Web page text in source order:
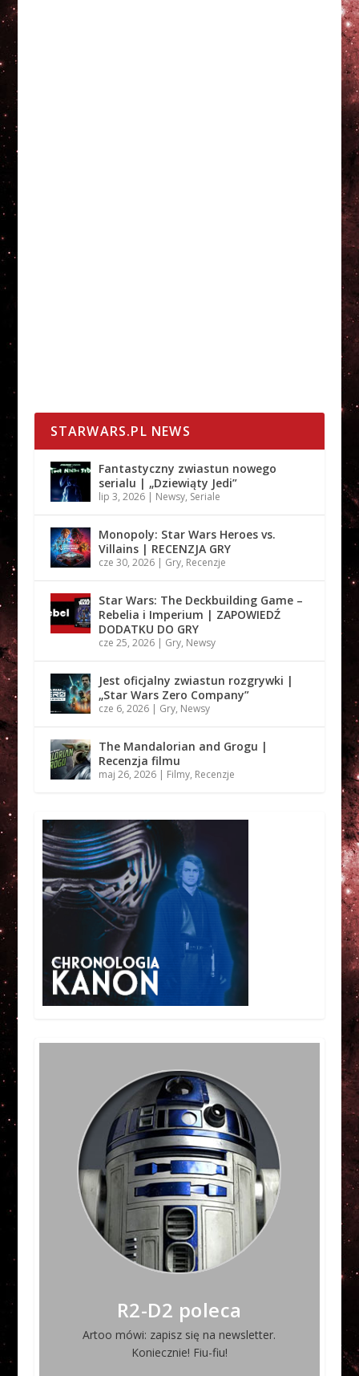
STARWARS.PL NEWS
Fantastyczny zwiastun nowego
serialu | „Dziewiąty Jedi”
lip 3, 2026| Newsy, Seriale
Monopoly: Star Wars Heroes vs.
Villains | RECENZJA GRY
cze 30, 2026| Gry, Recenzje
Star Wars: The Deckbuilding Game –
Rebelia i Imperium | ZAPOWIEDŹ
DODATKU DO GRY
cze 25, 2026| Gry, Newsy
Jest oficjalny zwiastun rozgrywki |
„Star Wars Zero Company”
cze 6, 2026| Gry, Newsy
The Mandalorian and Grogu |
Recenzja filmu
maj 26, 2026| Filmy, Recenzje
R2-D2 poleca
Artoo mówi: zapisz się na newsletter.
Koniecznie! Fiu-fiu!